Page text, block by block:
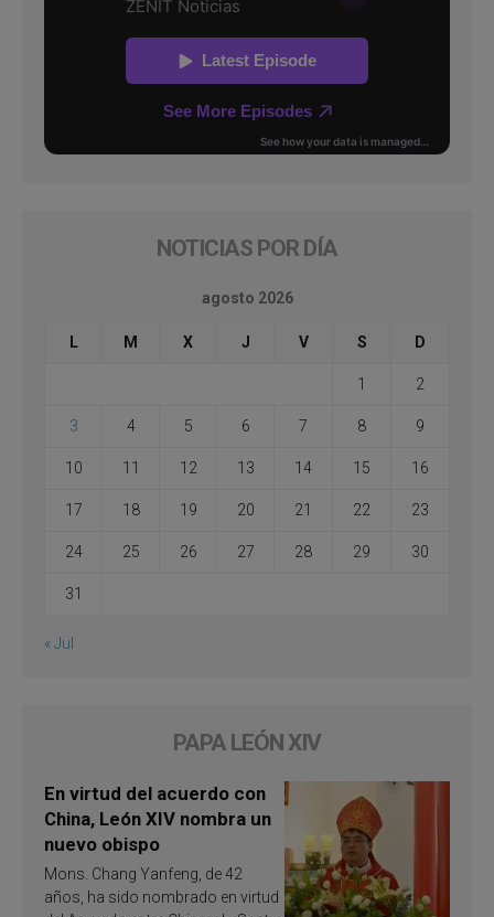
NOTICIAS POR DÍA
agosto 2026
L M X J V S D
1 2
3 4 5 6 7 8 9
10 11 12 13 14 15 16
17 18 19 20 21 22 23
24 25 26 27 28 29 30
31
« Jul
PAPA LEÓN XIV
En virtud del acuerdo con
China, León XIV nombra un
nuevo obispo
Mons. Chang Yanfeng, de 42
años, ha sido nombrado en virtud